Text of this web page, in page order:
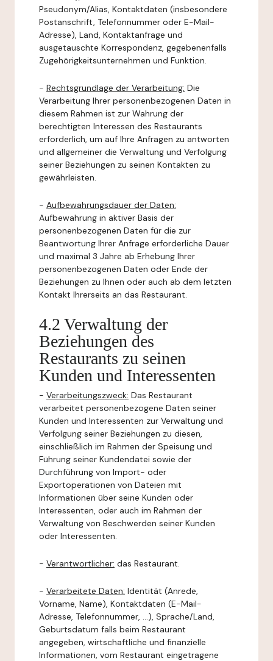
Pseudonym/Alias, Kontaktdaten (insbesondere
Postanschrift, Telefonnummer oder E-Mail-
Adresse), Land, Kontaktanfrage und
ausgetauschte Korrespondenz, gegebenenfalls
Zugehörigkeitsunternehmen und Funktion.
- Rechtsgrundlage der Verarbeitung: Die
Verarbeitung Ihrer personenbezogenen Daten in
diesem Rahmen ist zur Wahrung der
berechtigten Interessen des Restaurants
erforderlich, um auf Ihre Anfragen zu antworten
und allgemeiner die Verwaltung und Verfolgung
seiner Beziehungen zu seinen Kontakten zu
gewährleisten.
- Aufbewahrungsdauer der Daten:
Aufbewahrung in aktiver Basis der
personenbezogenen Daten für die zur
Beantwortung Ihrer Anfrage erforderliche Dauer
und maximal 3 Jahre ab Erhebung Ihrer
personenbezogenen Daten oder Ende der
Beziehungen zu Ihnen oder auch ab dem letzten
Kontakt Ihrerseits an das Restaurant.
4.2 Verwaltung der
Beziehungen des
Restaurants zu seinen
Kunden und Interessenten
- Verarbeitungszweck: Das Restaurant
verarbeitet personenbezogene Daten seiner
Kunden und Interessenten zur Verwaltung und
Verfolgung seiner Beziehungen zu diesen,
einschließlich im Rahmen der Speisung und
Führung seiner Kundendatei sowie der
Durchführung von Import- oder
Exportoperationen von Dateien mit
Informationen über seine Kunden oder
Interessenten, oder auch im Rahmen der
Verwaltung von Beschwerden seiner Kunden
oder Interessenten.
- Verantwortlicher: das Restaurant.
- Verarbeitete Daten: Identität (Anrede,
Vorname, Name), Kontaktdaten (E-Mail-
Adresse, Telefonnummer, ...), Sprache/Land,
Geburtsdatum falls beim Restaurant
angegeben, wirtschaftliche und finanzielle
Informationen, vom Restaurant eingetragene